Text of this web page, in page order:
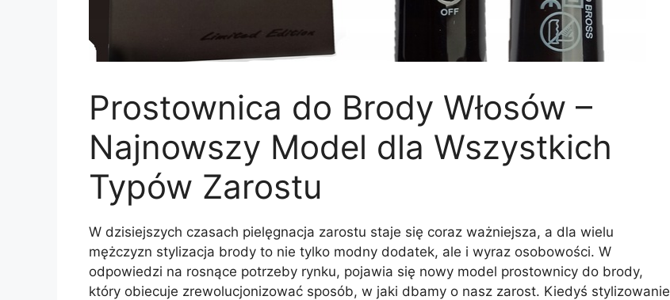
Prostownica do Brody Włosów –
Najnowszy Model dla Wszystkich
Typów Zarostu
W dzisiejszych czasach pielęgnacja zarostu staje się coraz ważniejsza, a dla wielu
mężczyzn stylizacja brody to nie tylko modny dodatek, ale i wyraz osobowości. W
odpowiedzi na rosnące potrzeby rynku, pojawia się nowy model prostownicy do brody,
który obiecuje zrewolucjonizować sposób, w jaki dbamy o nasz zarost. Kiedyś stylizowanie